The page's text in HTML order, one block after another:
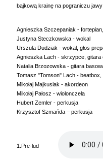
bajkową krainę na pograniczu
Agnieszka Szczepaniak -
Justyna Steczkowska - wokal
Urszula Dudziak - wokal, głos
Agnieszka Lach - skrzypce, gitara
Natalia Brzozowska - gitara
Tomasz "Tomson" Lach - beatbox,
Mikołaj Majkusiak - akordeon
Mikołaj Pałosz - wiolonczela
Hubert Zemler - perkusja
Krzysztof Szmańda – perkusja
1.Pre-lud